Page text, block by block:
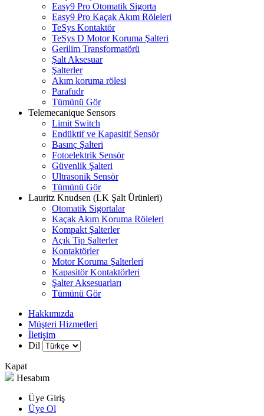
Easy9 Pro Otomatik Sigorta
Easy9 Pro Kaçak Akım Röleleri
TeSys Kontaktör
TeSys D Motor Koruma Şalteri
Gerilim Transformatörü
Şalt Aksesuar
Şalterler
Akım koruma rölesi
Parafudr
Tümünü Gör
Telemecanique Sensors
Limit Switch
Endüktif ve Kapasitif Sensör
Basınç Şalteri
Fotoelektrik Sensör
Güvenlik Şalteri
Ultrasonik Sensör
Tümünü Gör
Lauritz Knudsen (LK Şalt Ürünleri)
Otomatik Sigortalar
Kaçak Akım Koruma Röleleri
Kompakt Şalterler
Açık Tip Şalterler
Kontaktörler
Motor Koruma Şalterleri
Kapasitör Kontaktörleri
Şalter Aksesuarları
Tümünü Gör
Hakkımızda
Müşteri Hizmetleri
İletişim
Dil
Kapat
Hesabım
Üye Giriş
Üye Ol